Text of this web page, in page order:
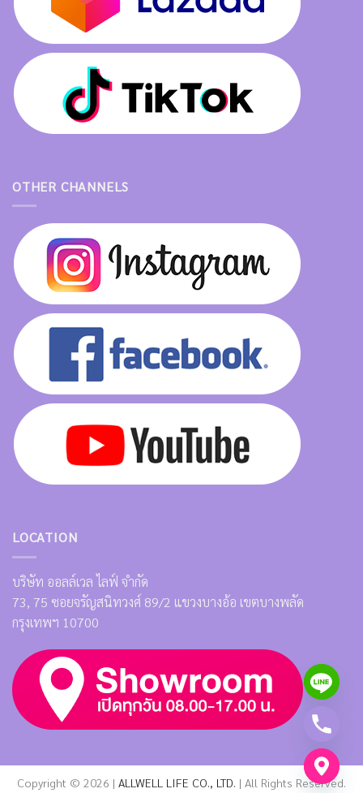
OTHER CHANNELS
LOCATION
บริษัท ออลล์เวล ไลฟ์ จำกัด
73, 75 ซอยจรัญสนิทวงศ์ 89/2 แขวงบางอ้อ เขตบางพลัด
กรุงเทพฯ 10700
Copyright © 2026 | ALLWELL LIFE CO., LTD. | All Rights Reserved.